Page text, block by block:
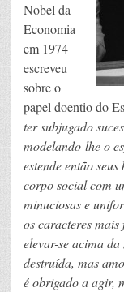
Nobel da
Economia
em 1974
escreveu
sobre o
papel doentio do
ter subjugado
modelando-lhe o
estende então
corpo social com
minuciosas e
os caracteres
elevar-se acima
destruída, mas
é obrigado a agir,